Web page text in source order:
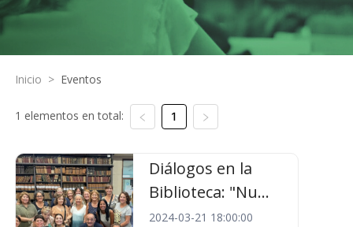
Inicio > Eventos
1 elementos en total: 1
Diálogos en la
Biblioteca: "Nu...
2024-03-21 18:00:00